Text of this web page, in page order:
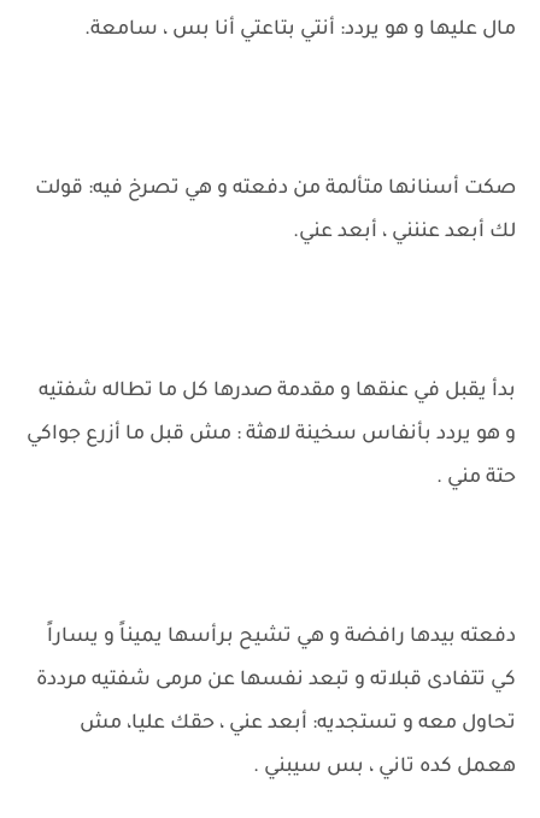
مال عليها و هو يردد: أنتي بتاعتي أنا بس ، سامعة.
صكت أسنانها متألمة من دفعته و هي تصرخ فيه: قولت
لك أبعد عننني ، أبعد عني.
بدأ يقبل في عنقها و مقدمة صدرها كل ما تطاله شفتيه
و هو يردد بأنفاس سخينة لاهثة : مش قبل ما أزرع جواكي
حتة مني .
دفعته بيدها رافضة و هي تشيح برأسها يميناً و يساراً
كي تتفادى قبلاته و تبعد نفسها عن مرمى شفتيه مرددة
تحاول معه و تستجديه: أبعد عني ، حقك عليا، مش
هعمل كده تاني ، بس سيبني .